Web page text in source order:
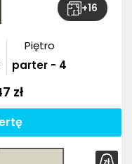
+16
Piętro
parter - 4
zł